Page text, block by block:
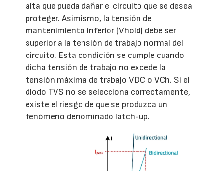
alta que pueda dañar el circuito que se desea
proteger. Asimismo, la tensión de
mantenimiento inferior (Vhold) debe ser
superior a la tensión de trabajo normal del
circuito. Esta condición se cumple cuando
dicha tensión de trabajo no excede la
tensión máxima de trabajo VDC o VCh. Si el
diodo TVS no se selecciona correctamente,
existe el riesgo de que se produzca un
fenómeno denominado latch-up.